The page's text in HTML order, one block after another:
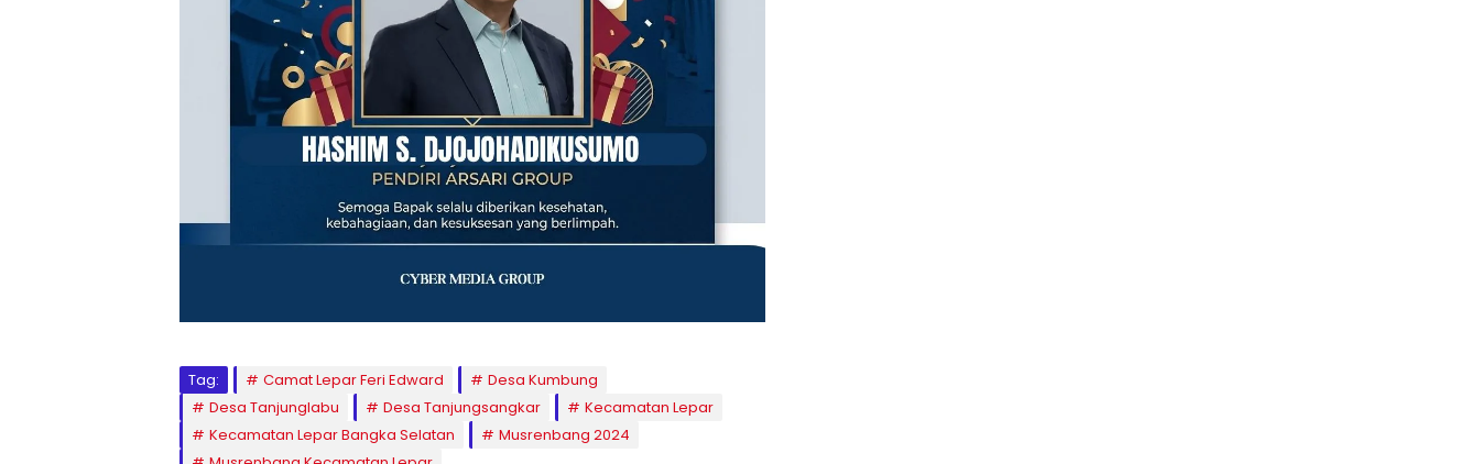
Tag: Camat Lepar Feri Edward
Desa Kumbung
Desa Tanjunglabu
Desa Tanjungsangkar
Kecamatan Lepar
Kecamatan Lepar Bangka Selatan
Musrenbang 2024